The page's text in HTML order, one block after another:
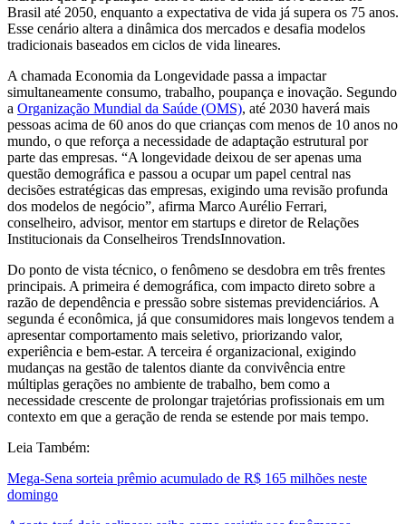
Brasil até 2050, enquanto a expectativa de vida já supera os 75 anos.
Esse cenário altera a dinâmica dos mercados e desafia modelos
tradicionais baseados em ciclos de vida lineares.
A chamada Economia da Longevidade passa a impactar
simultaneamente consumo, trabalho, poupança e inovação. Segundo
a Organização Mundial da Saúde (OMS), até 2030 haverá mais
pessoas acima de 60 anos do que crianças com menos de 10 anos no
mundo, o que reforça a necessidade de adaptação estrutural por
parte das empresas. “A longevidade deixou de ser apenas uma
questão demográfica e passou a ocupar um papel central nas
decisões estratégicas das empresas, exigindo uma revisão profunda
dos modelos de negócio”, afirma Marco Aurélio Ferrari,
conselheiro, advisor, mentor em startups e diretor de Relações
Institucionais da Conselheiros TrendsInnovation.
Do ponto de vista técnico, o fenômeno se desdobra em três frentes
principais. A primeira é demográfica, com impacto direto sobre a
razão de dependência e pressão sobre sistemas previdenciários. A
segunda é econômica, já que consumidores mais longevos tendem a
apresentar comportamento mais seletivo, priorizando valor,
experiência e bem-estar. A terceira é organizacional, exigindo
mudanças na gestão de talentos diante da convivência entre
múltiplas gerações no ambiente de trabalho, bem como a
necessidade crescente de prolongar trajetórias profissionais em um
contexto em que a geração de renda se estende por mais tempo.
Leia Também:
Mega-Sena sorteia prêmio acumulado de R$ 165 milhões neste
domingo